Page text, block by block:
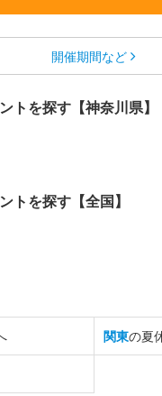
開催期間など
トを探す【神奈川県】
トを探す【全国】
関東の夏